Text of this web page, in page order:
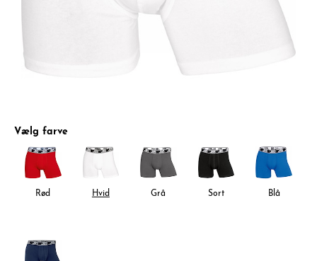
Vælg farve
Rød Hvid Grå Sort Blå